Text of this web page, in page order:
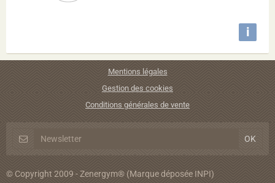
i
Mentions légales
Gestion des cookies
Conditions générales de vente
© Copyright 2009 - Zenergym® (Marque déposée INPI)